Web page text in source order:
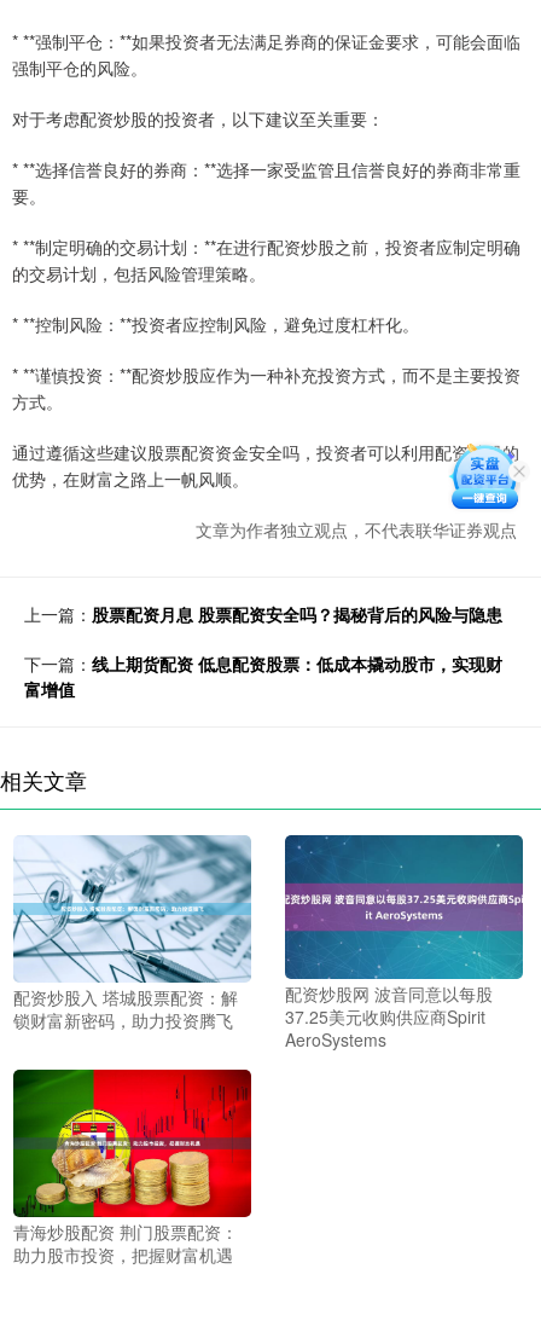
* **强制平仓：**如果投资者无法满足券商的保证金要求，可能会面临
强制平仓的风险。
对于考虑配资炒股的投资者，以下建议至关重要：
* **选择信誉良好的券商：**选择一家受监管且信誉良好的券商非常重
要。
* **制定明确的交易计划：**在进行配资炒股之前，投资者应制定明确
的交易计划，包括风险管理策略。
* **控制风险：**投资者应控制风险，避免过度杠杆化。
* **谨慎投资：**配资炒股应作为一种补充投资方式，而不是主要投资
方式。
通过遵循这些建议股票配资资金安全吗，投资者可以利用配资炒股的
优势，在财富之路上一帆风顺。
文章为作者独立观点，不代表联华证券观点
上一篇： 股票配资月息 股票配资安全吗？揭秘背后的风险与隐患
下一篇： 线上期货配资 低息配资股票：低成本撬动股市，实现财
富增值
相关文章
配资炒股入 塔城股票配资：解
锁财富新密码，助力投资腾飞
配资炒股网 波音同意以每股
37.25美元收购供应商Spirit
AeroSystems
青海炒股配资 荆门股票配资：
助力股市投资，把握财富机遇